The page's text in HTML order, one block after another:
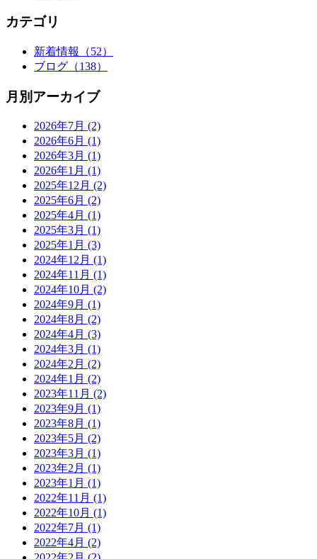
カテゴリ
新着情報
（52）
ブログ （138）
月別アーカイブ
2026年7月 (2)
2026年6月 (1)
2026年3月 (1)
2026年1月 (1)
2025年12月 (2)
2025年6月 (2)
2025年4月 (1)
2025年3月 (1)
2025年1月 (3)
2024年12月 (1)
2024年11月 (1)
2024年10月 (2)
2024年9月 (1)
2024年8月 (2)
2024年4月 (3)
2024年3月 (1)
2024年2月 (2)
2024年1月 (2)
2023年11月 (2)
2023年9月 (1)
2023年8月 (1)
2023年5月 (2)
2023年3月 (1)
2023年2月 (1)
2023年1月 (1)
2022年11月 (1)
2022年10月 (1)
2022年7月 (1)
2022年4月 (2)